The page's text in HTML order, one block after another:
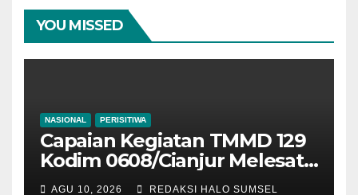
YOU MISSED
NASIONAL PERISITIWA
Capaian Kegiatan TMMD 129
Kodim 0608/Cianjur Melesat,
Hampir Seluruh Sasaran
AGU 10, 2026 REDAKSI HALO SUMSEL